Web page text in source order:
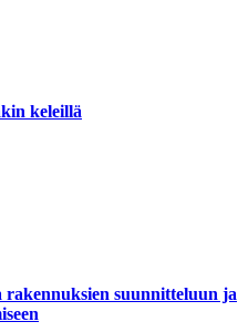
keleillä
suunnitteluun ja